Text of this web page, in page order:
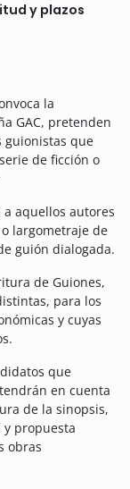
y plazos
la
GAC, pretenden
guionistas que
de ficción o
aquellos autores
largometraje de
guión dialogada.
de Guiones,
para los
y cuyas
que
en cuenta
de la sinopsis,
propuesta
obras